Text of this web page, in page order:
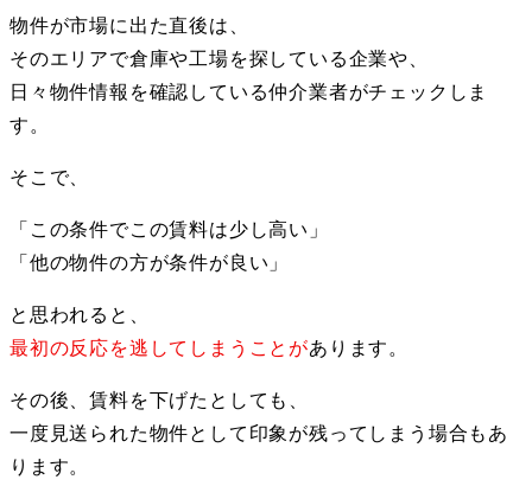
物件が市場に出た直後は、
そのエリアで倉庫や工場を探している企業や、
日々物件情報を確認している仲介業者がチェックしま
す。
そこで、
「この条件でこの賃料は少し高い」
「他の物件の方が条件が良い」
と思われると、
最初の反応を逃してしまうことがあります。
その後、賃料を下げたとしても、
一度見送られた物件として印象が残ってしまう場合もあ
ります。